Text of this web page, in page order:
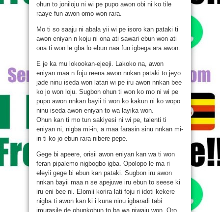
ohun to joniloju ni wi pe pupo awon obi ni ko tile
raaye fun awon omo won rara.
Mo ti so saaju ni abala yii wi pe isoro kan pataki ti
awon eniyan n koju ni ona ati sawari ebun won ati
ona ti won le gba lo ebun naa fun igbega ara awon.
E je ka mu lokookan-ejeeji. Lakoko na, awon
eniyan maa n foju reena awon nnkan pataki to jeyo
jade ninu iseda won latari wi pe iru awon nnkan bee
ko jo won loju. Sugbon ohun ti won ko mo ni wi pe
pupo awon nnkan bayii ti won ko kakun ni ko wopo
ninu iseda awon eniyan to wa layika won.
Ohun kan ti mo tun sakiyesi ni wi pe, talenti ti
eniyan ni, nigba mi-in, a maa farasin sinu nnkan mi-
in ti ko jo ebun rara nibere pepe.
Gege bi apeere, orisii awon eniyan kan wa ti won
feran pipalemo nigbogbo igba. Opolopo le ma ri
eleyii gege bi ebun kan pataki. Sugbon iru awon
nnkan bayii maa n se apejuwe iru ebun to seese ki
iru eni bee ni. Elomii korira lati foju ri idoti kekere
nigba ti awon kan ki i kuna ninu igbaradi tabi
imurasile de ohunkohun to ba wa niwaju won. Oro